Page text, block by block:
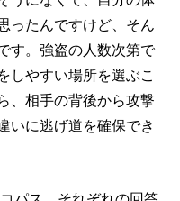
たんですけど、そん
す。強盗の人数次第で
しやすい場所を選ぶこ
、相手の背後から攻撃
いに逃げ道を確保でき